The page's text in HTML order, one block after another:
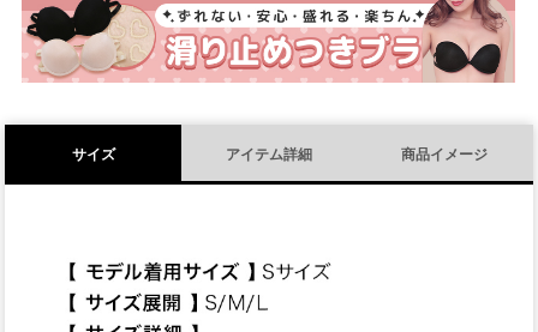
)
サイズ アイテム詳細 商品イメージ